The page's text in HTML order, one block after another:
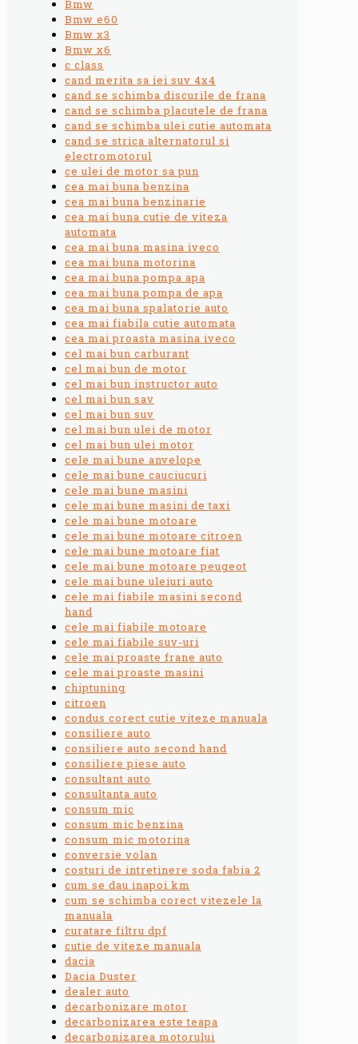
Bmw
Bmw e60
Bmw x3
Bmw x6
c class
cand merita sa iei suv 4x4
cand se schimba discurile de frana
cand se schimba placutele de frana
cand se schimba ulei cutie automata
cand se strica alternatorul si
electromotorul
ce ulei de motor sa pun
cea mai buna benzina
cea mai buna benzinarie
cea mai buna cutie de viteza
automata
cea mai buna masina iveco
cea mai buna motorina
cea mai buna pompa apa
cea mai buna pompa de apa
cea mai buna spalatorie auto
cea mai fiabila cutie automata
cea mai proasta masina iveco
cel mai bun carburant
cel mai bun de motor
cel mai bun instructor auto
cel mai bun sav
cel mai bun suv
cel mai bun ulei de motor
cel mai bun ulei motor
cele mai bune anvelope
cele mai bune cauciucuri
cele mai bune masini
cele mai bune masini de taxi
cele mai bune motoare
cele mai bune motoare citroen
cele mai bune motoare fiat
cele mai bune motoare peugeot
cele mai bune uleiuri auto
cele mai fiabile masini second
hand
cele mai fiabile motoare
cele mai fiabile suv-uri
cele mai proaste frane auto
cele mai proaste masini
chiptuning
citroen
condus corect cutie viteze manuala
consiliere auto
consiliere auto second hand
consiliere piese auto
consultant auto
consultanta auto
consum mic
consum mic benzina
consum mic motorina
conversie volan
costuri de intretinere soda fabia 2
cum se dau inapoi km
cum se schimba corect vitezele la
manuala
curatare filtru dpf
cutie de viteze manuala
dacia
Dacia Duster
dealer auto
decarbonizare motor
decarbonizarea este teapa
decarbonizarea motorului